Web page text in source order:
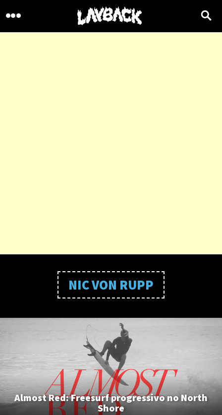
NIC VON RUPP
Almost Red: Freesurf progressivo no North
Shore